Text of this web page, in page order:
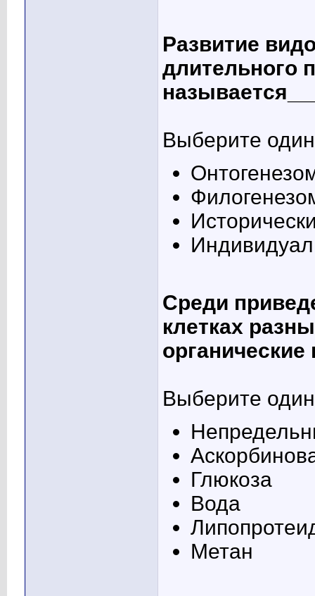
Развитие
длительного
Выберите
Среди
клетках
Выберите
Глюкоза
Вода
Метан